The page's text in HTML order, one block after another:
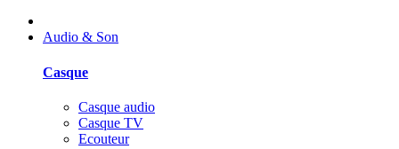
Audio & Son
Casque
Casque audio
Casque TV
Ecouteur